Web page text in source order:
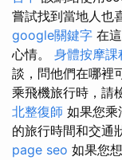
嘗試找到當地人也
google關鍵字 在
心情。 身體按摩課
談，問他們在哪裡
乘飛機旅行時，請
北整復師 如果您乘
的旅行時間和交通
page seo 如果您